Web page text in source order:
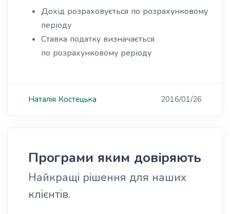
Дохід розраховується по розрахунковому
періоду
Ставка податку визначається
по розрахунковому реріоду
Наталія Костецька 2016/01/26
Програми яким довіряють
Найкращі рішення для наших
клієнтів.